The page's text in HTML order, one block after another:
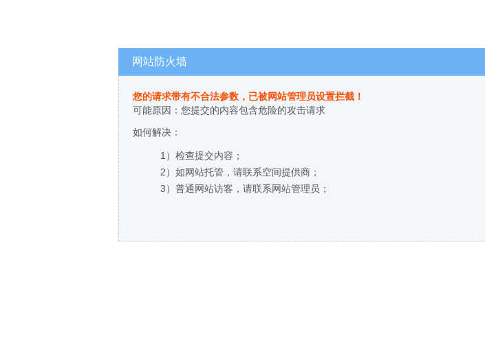
网站防火墙
您的请求带有不合法参数，已被网站管理员设置拦截！
可能原因：您提交的内容包含危险的攻击请求
如何解决：
1）检查提交内容；
2）如网站托管，请联系空间提供商；
3）普通网站访客，请联系网站管理员；